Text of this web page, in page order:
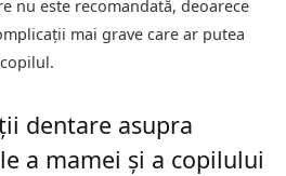
nu este recomandată, deoarece
mai grave care ar putea
dentare asupra
a mamei și a copilului